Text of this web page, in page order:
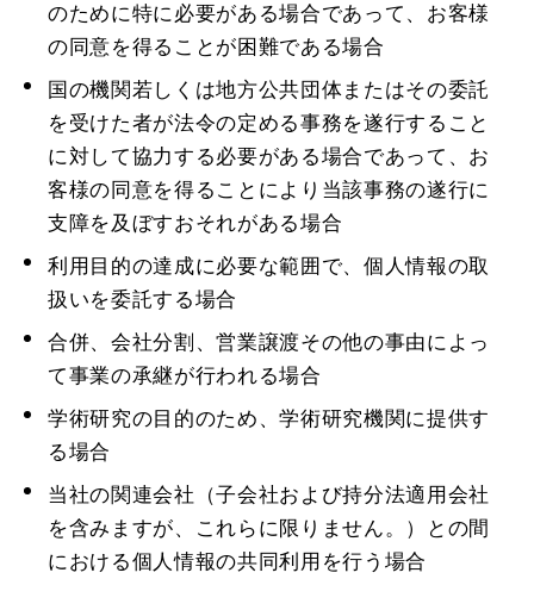
のために特に必要がある場合であって、お客様
の同意を得ることが困難である場合
国の機関若しくは地方公共団体またはその委託
を受けた者が法令の定める事務を遂行すること
に対して協力する必要がある場合であって、お
客様の同意を得ることにより当該事務の遂行に
支障を及ぼすおそれがある場合
利用目的の達成に必要な範囲で、個人情報の取
扱いを委託する場合
合併、会社分割、営業譲渡その他の事由によっ
て事業の承継が行われる場合
学術研究の目的のため、学術研究機関に提供す
る場合
当社の関連会社（子会社および持分法適用会社
を含みますが、これらに限りません。）との間
における個人情報の共同利用を行う場合